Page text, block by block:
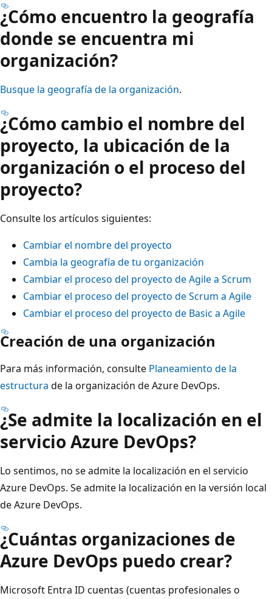
¿Cómo encuentro la geografía
donde se encuentra mi
organización?
Busque la geografía de la organización.
¿Cómo cambio el nombre del
proyecto, la ubicación de la
organización o el proceso del
proyecto?
Consulte los artículos siguientes:
Cambiar el nombre del proyecto
Cambia la geografía de tu organización
Cambiar el proceso del proyecto de Agile a Scrum
Cambiar el proceso del proyecto de Scrum a Agile
Cambiar el proceso del proyecto de Basic a Agile
Creación de una organización
Para más información, consulte Planeamiento de la
estructura de la organización de Azure DevOps.
¿Se admite la localización en el
servicio Azure DevOps?
Lo sentimos, no se admite la localización en el servicio
Azure DevOps. Se admite la localización en la versión local
de Azure DevOps.
¿Cuántas organizaciones de
Azure DevOps puedo crear?
Microsoft Entra ID cuentas (cuentas profesionales o